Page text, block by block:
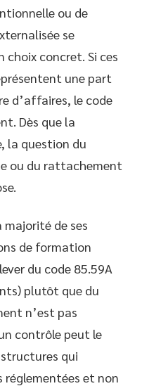
ou de
se
concret. Si ces
une part
d’affaires, le code
Dès que la
la question du
ou du rattachement
majorité de ses
de formation
du code 85.59A
plutôt que du
n’est pas
contrôle peut le
structures qui
et non